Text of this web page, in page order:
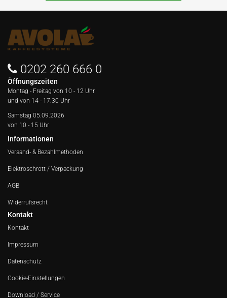
0202 260 666 0
Öffnungszeiten
Montag - Freitag von 10 - 12 Uhr
und von 14 - 17:30 Uhr
Samstag 05.09.2026
von 10 - 15 Uhr
Informationen
Versand- & Bezahlmethoden
Elektroschrott / Verpackung
AGB
Widerrufsrecht
Kontakt
Kontakt
Impressum
Datenschutz
Cookie-Einstellungen
Download / Service